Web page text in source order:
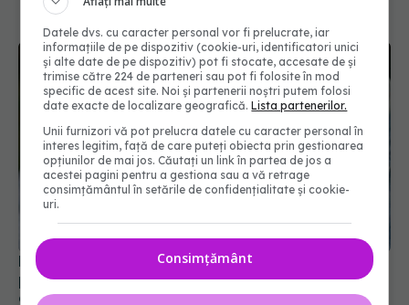
Legătura neașteptată dintre demența unui
partener și sănătatea celuilalt. Ce au descoperit
cercetătorii
25 iul 2026, 20:00
Datele dvs. cu caracter personal vor fi prelucrate, iar
informațiile de pe dispozitiv (cookie-uri, identificatori unici
și alte date de pe dispozitiv) pot fi stocate, accesate de și
trimise către 224 de parteneri sau pot fi folosite în mod
specific de acest site. Noi și partenerii noștri putem folosi
date exacte de localizare geografică.Lista partenerilor.
Unii furnizori vă pot prelucra datele cu caracter personal în
interes legitim, față de care puteți obiecta prin gestionarea
opțiunilor de mai jos. Căutați un link în partea de jos a
acestei pagini pentru a gestiona sau a vă retrage
consimțământul în setările de confidențialitate și cookie-
uri.
Consimțământ